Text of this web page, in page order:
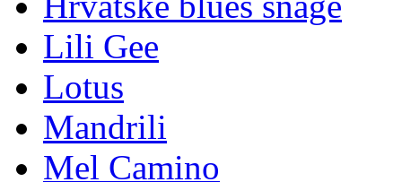
Lili Gee
Lotus
Mandrili
Mel Camino